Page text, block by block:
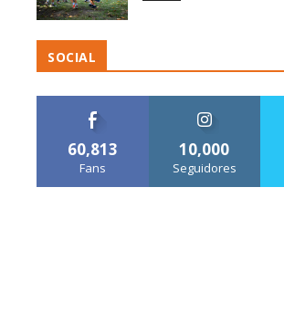
SOCIAL
60,813
Fans
10,000
Seguidores